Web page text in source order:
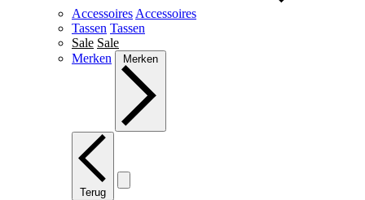
Accessoires Accessoires
Tassen Tassen
Sale Sale
Merken
Merken
Terug